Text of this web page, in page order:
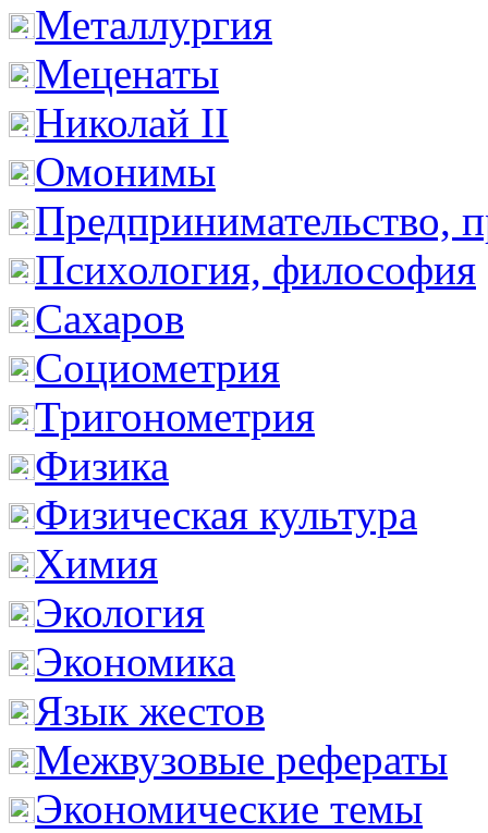
Металлургия
Меценаты
Николай II
Омонимы
Предпринимательство,
Психология, философия
Сахаров
Социометрия
Тригонометрия
Физика
Физическая культура
Химия
Экология
Экономика
Язык жестов
Межвузовые рефераты
Экономические темы